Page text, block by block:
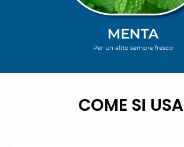
MENTA
Per un alito sempre fresco
COME SI USA